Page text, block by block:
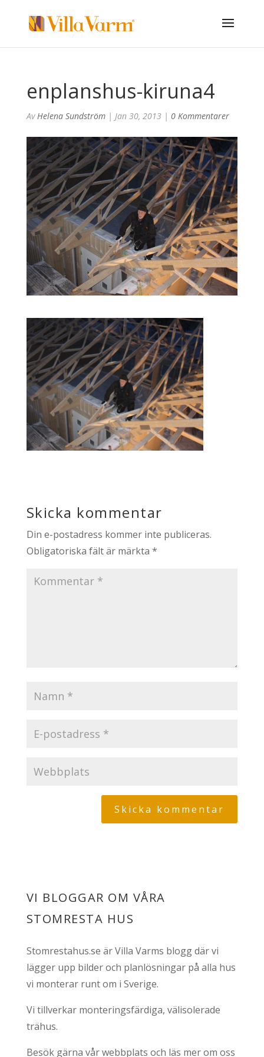
enplanshus-kiruna4
AvHelena Sundström| Jan 30, 2013| 0 Kommentarer
Skicka kommentar
Din e-postadress kommer inte publiceras.
Obligatoriska fält är märkta *
VI BLOGGAR OM VÅRA
STOMRESTA HUS
Stomrestahus.se är Villa Varms blogg där vi
lägger upp bilder och planlösningar på alla hus
vi monterar runt om i Sverige.
Vi tillverkar monteringsfärdiga, välisolerade
trähus.
Besök gärna vår webbplats och läs mer om oss